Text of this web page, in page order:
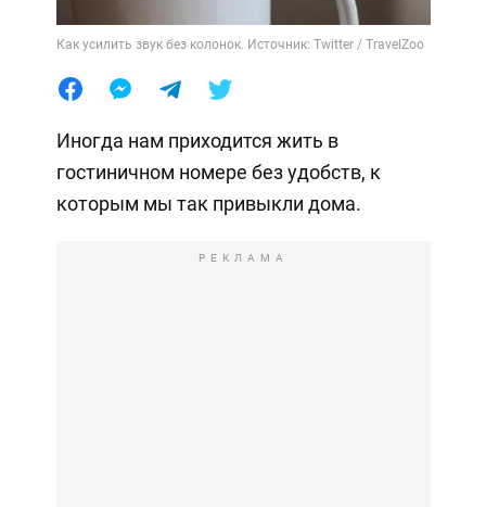
Как усилить звук без колонок. Источник: Twitter / TravelZoo
Иногда нам приходится жить в
гостиничном номере без удобств, к
которым мы так привыкли дома.
РЕКЛАМА